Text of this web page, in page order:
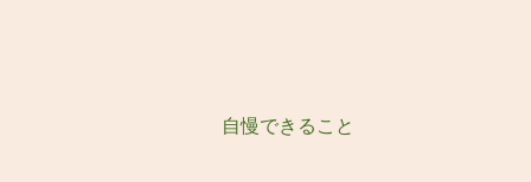
自慢できること